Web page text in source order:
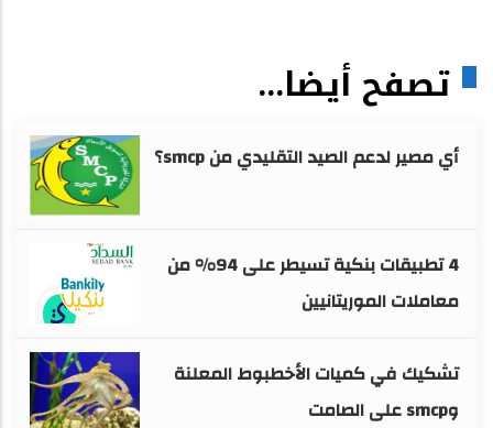
تصفح أيضا...
أي مصير لدعم الصيد التقليدي من smcp؟
4 تطبيقات بنكية تسيطر على 94% من
معاملات الموريتانيين
تشكيك في كميات الأخطبوط المعلنة
وsmcp على الصامت